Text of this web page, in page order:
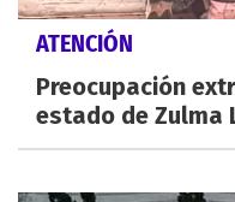
ATENCIÓN
Preocupación
estado de Zulma